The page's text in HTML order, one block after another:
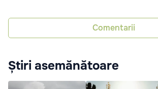
Comentarii
Știri asemănătoare